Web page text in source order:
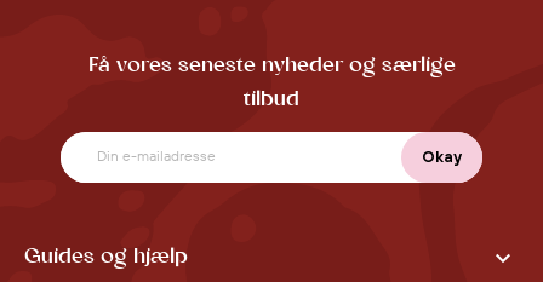
Få vores seneste nyheder og særlige
tilbud
Guides og hjælp 